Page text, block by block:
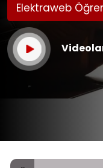
Elektraweb